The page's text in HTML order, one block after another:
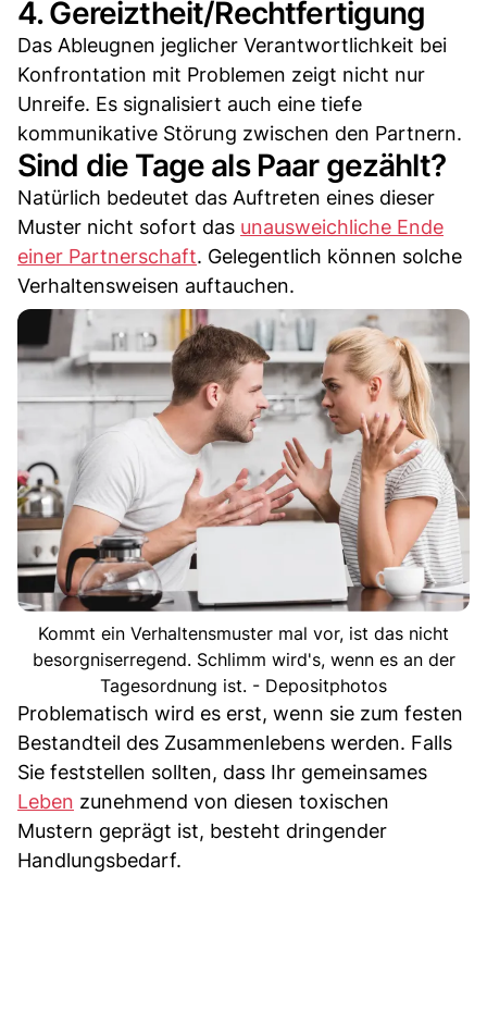
4. Gereiztheit/Rechtfertigung
Das Ableugnen jeglicher Verantwortlichkeit bei
Konfrontation mit Problemen zeigt nicht nur
Unreife. Es signalisiert auch eine tiefe
kommunikative Störung zwischen den Partnern.
Sind die Tage als Paar gezählt?
Natürlich bedeutet das Auftreten eines dieser
Muster nicht sofort das unausweichliche Ende
einer Partnerschaft. Gelegentlich können solche
Verhaltensweisen auftauchen.
Kommt ein Verhaltensmuster mal vor, ist das nicht
besorgniserregend. Schlimm wird's, wenn es an der
Tagesordnung ist. - Depositphotos
Problematisch wird es erst, wenn sie zum festen
Bestandteil des Zusammenlebens werden. Falls
Sie feststellen sollten, dass Ihr gemeinsames
Leben zunehmend von diesen toxischen
Mustern geprägt ist, besteht dringender
Handlungsbedarf.